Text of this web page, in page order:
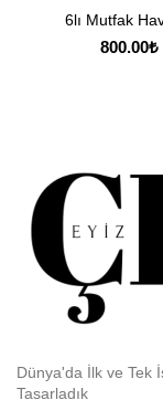
6lı Mutfak
800.00₺
Dünya'da İlk ve Tek
Tasarladık